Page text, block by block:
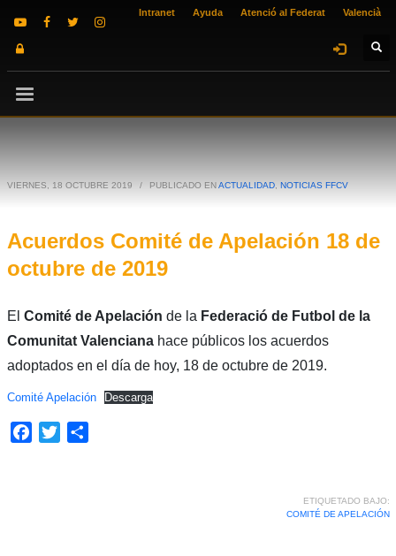
Intranet Ayuda Atenció al Federat Valencià
VIERNES, 18 OCTUBRE 2019 / PUBLICADO ENACTUALIDAD, NOTICIAS FFCV
Acuerdos Comité de Apelación 18 de
octubre de 2019
El Comité de Apelación de la Federació de Futbol de la
Comunitat Valencianahace públicos los acuerdos
adoptados en el día de hoy, 18 de octubre de 2019.
Comité Apelación Descarga
Facebook
Twitter
ETIQUETADO BAJO:
COMITÉ DE APELACIÓN